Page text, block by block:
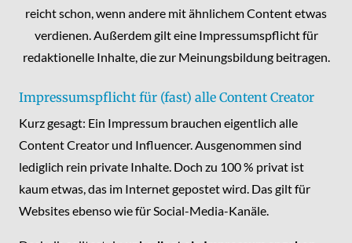
reicht schon, wenn andere mit ähnlichem Content etwas
verdienen. Außerdem gilt eine Impressumspflicht für
redaktionelle Inhalte, die zur Meinungsbildung beitragen.
Impressumspflicht für (fast) alle Content Creator
Kurz gesagt: Ein Impressum brauchen eigentlich alle
Content Creator und Influencer. Ausgenommen sind
lediglich rein private Inhalte. Doch zu 100 % privat ist
kaum etwas, das im Internet gepostet wird. Das gilt für
Websites ebenso wie für Social-Media-Kanäle.